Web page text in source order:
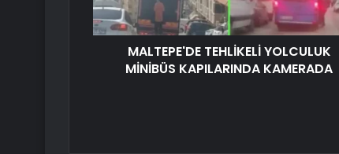
MALTEPE'DE TEHLİKELİ YOLCULUK
MİNİBÜS KAPILARINDA KAMERADA